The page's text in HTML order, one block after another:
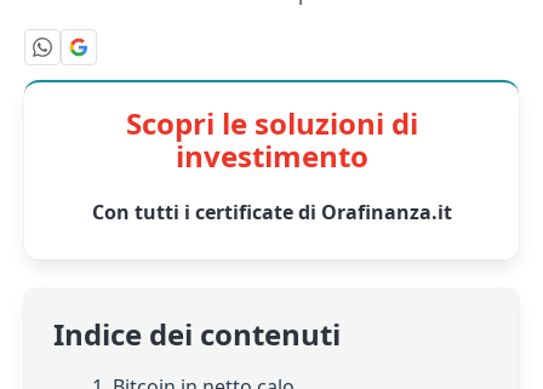
Scopri le soluzioni di
investimento
Con tutti i certificate di Orafinanza.it
Indice dei contenuti